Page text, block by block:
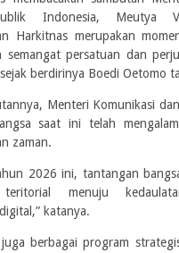
Indonesia, Meutya
Harkitnas merupakan
semangat persatuan dan
berdirinya Boedi Oetomo
Menteri Komunikasi
saat ini telah
zaman.
2026 ini, tantangan
teritorial menuju
katanya.
juga berbagai program